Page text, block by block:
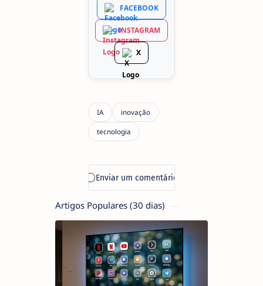
FACEBOOK
INSTAGRAM
X
Artigos Populares (30 dias)